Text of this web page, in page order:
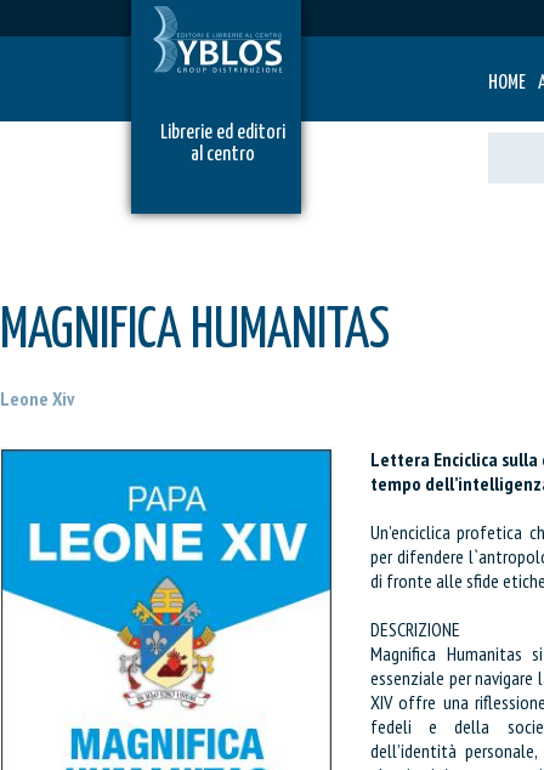
HOME
Librerie ed editori
al centro
MAGNIFICA HUMANITAS
Leone Xiv
Lettera Enciclica
tempo
Un’enciclica profetica
per difendere
di fronte alle sfide
DESCRIZIONE
Magnifica Humanitas
essenziale per navigare
XIV offre una
fedeli e della
dell’identità